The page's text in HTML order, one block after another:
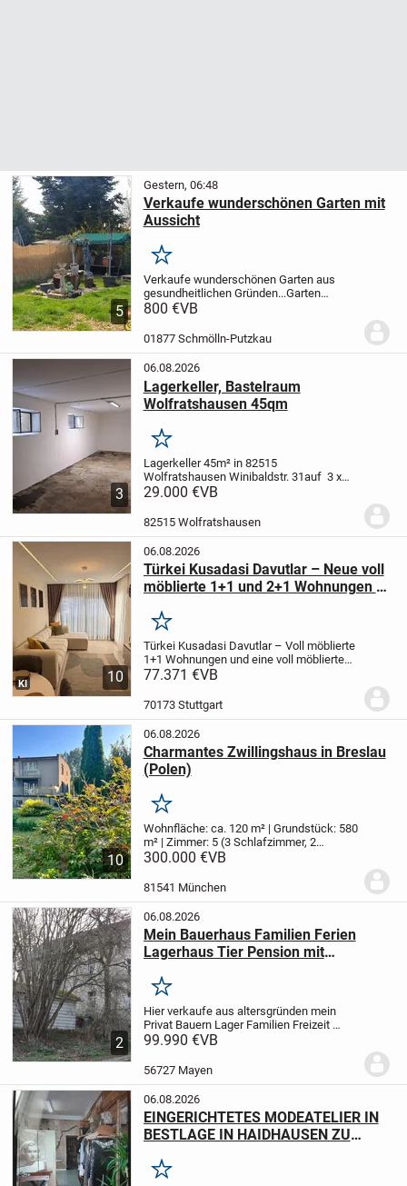
5
Gestern, 06:48
Verkaufe wunderschönen Garten mit
Aussicht
Merken
Verkaufe wunderschönen Garten aus
gesundheitlichen Gründen...Garten
befindet sich unterhalb vom Steinbruch in
Anbaupflichten..!!..und man ist schnell im
800 €VB
01877 Schmölln-Putzkau
3
06.08.2026
Lagerkeller, Bastelraum
Wolfratshausen 45qm
Merken
Lagerkeller 45m² in 82515
Wolfratshausen Winibaldstr. 31auf 3 x
15m bietet sich viel Stellwand für
Zähler Der Raum hat 2 Fenster, Zufahrt
über die Tiefgarage...
29.000 €VB
82515 Wolfratshausen
10
KI
06.08.2026
Türkei Kusadasi Davutlar – Neue voll
möblierte 1+1 und 2+1 Wohnungen zu
Merken
Türkei Kusadasi Davutlar – Voll möblierte
1+1 Wohnungen und eine voll möblierte
2+1 WohnungUnsere Wohnungen sind
der Nähe von Supermärkten, dem
Gesundheitszent...
77.371 €VB
70173 Stuttgart
10
06.08.2026
Charmantes Zwillingshaus in Breslau
(Polen)
Merken
Wohnfläche: ca. 120 m² | Grundstück: 580
m² | Zimmer: 5 (3 Schlafzimmer, 2
Wohnzimmer) | Baujahr: 1970er
(Doppelhaushälfte) aus den 1970er
300.000 €VB
81541 München
2
06.08.2026
Mein Bauerhaus Familien Ferien
Lagerhaus Tier Pension mit
Merken
Hier verkaufe aus altersgründen mein
Privat Bauern Lager Familien Freizeit
Ferien Haus mit Garten+Campen
möglich,rundum Grundstück 205
qm+mehr möglich,Haus 100qm,9...
99.990 €VB
56727 Mayen
06.08.2026
EINGERICHTETES MODEATELIER IN
BESTLAGE IN HAIDHAUSEN ZU
Merken